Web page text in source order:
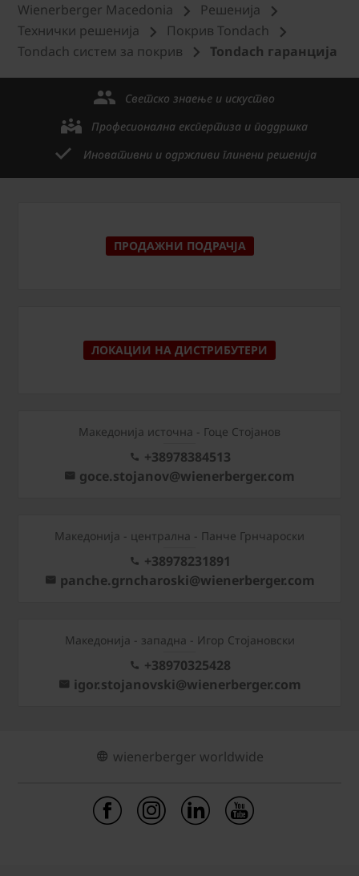
Wienerberger Macedonia
Решенија
Технички решениjа
Покрив Tondach
Tondach систем за покрив
Tondach гаранција
Светско знаење и искуство
Професионална експертиза и поддршка
Иновативни и одржливи глинени решенија
ПРОДАЖНИ ПОДРАЧЈА
ЛОКАЦИИ НА ДИСТРИБУТЕРИ
Македонија источна - Гоце Стојанов
+38978384513
goce.stojanov@wienerberger.com
Mакедонија - централна - Панче Грнчароски
+38978231891
panche.grncharoski@wienerberger.com
Mакедонија - западна - Игор Стојановски
+38970325428
igor.stojanovski@wienerberger.com
wienerberger worldwide